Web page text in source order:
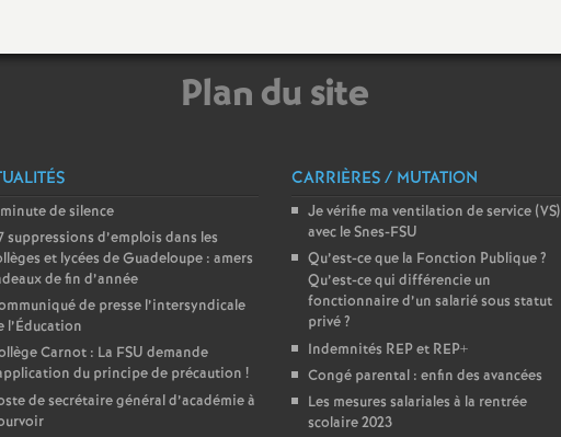
s
S
e
c
o
Plan du site
de silence
suppressions d’emplois dans les
et lycées de Guadeloupe : amers
de fin d’année
de presse l’intersyndicale
l’Éducation
Carnot : La FSU demande
du principe de précaution !
de secrétaire général d’académie à
CARRIÈRES / MUTATION
Je vérifie ma ventilation de service (VS)
avec le Snes-FSU
Qu’est-ce que la Fonction Publique?
Qu’est-ce qui différencie un
fonctionnaire d’un salarié sous statut
privé?
Indemnités REP et REP+
Congé parental : enfin des avancées
Les mesures salariales à la rentrée
scolaire 2023